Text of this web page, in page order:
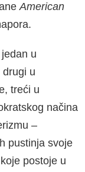
American
u
u
treći u
načina
–
pustinja svoje
postoje u